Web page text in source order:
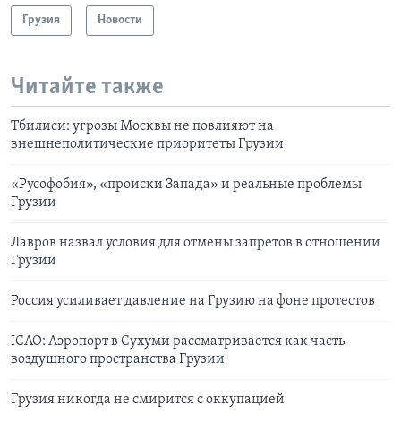
Грузия Новости
Читайте также
Тбилиси: угрозы Москвы не повлияют на
внешнеполитические приоритеты Грузии
«Русофобия», «происки Запада» и реальные проблемы
Грузии
Лавров назвал условия для отмены запретов в отношении
Грузии
Россия усиливает давление на Грузию на фоне протестов
ICAO: Аэропорт в Сухуми рассматривается как часть
воздушного пространства Грузии
Грузия никогда не смирится с оккупацией